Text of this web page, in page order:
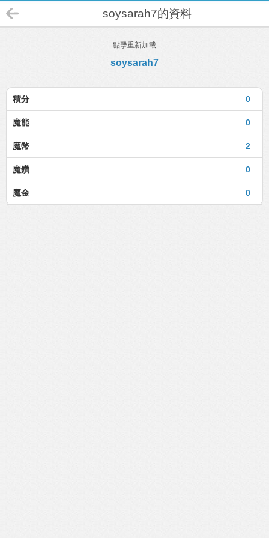
soysarah7的資料
點擊重新加載
soysarah7
0
積分
0
魔能
2
魔幣
0
魔鑽
0
魔金